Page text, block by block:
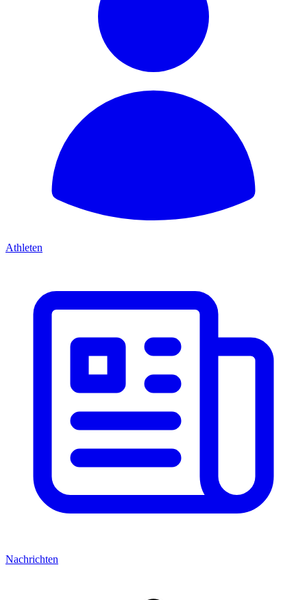
Athleten
Nachrichten